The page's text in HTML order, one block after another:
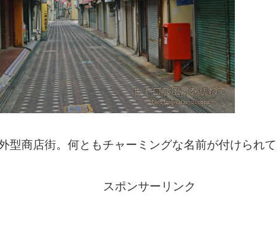
型商店街。何ともチャーミングな名前が付けられて
スポンサーリンク